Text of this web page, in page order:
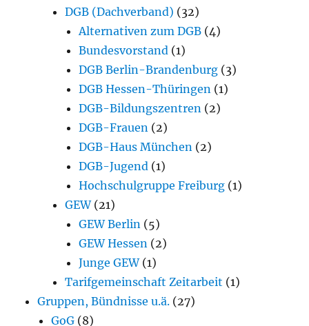
DGB (Dachverband) (32)
Alternativen zum DGB (4)
Bundesvorstand (1)
DGB Berlin-Brandenburg (3)
DGB Hessen-Thüringen (1)
DGB-Bildungszentren (2)
DGB-Frauen (2)
DGB-Haus München (2)
DGB-Jugend (1)
Hochschulgruppe Freiburg (1)
GEW(21)
GEW Berlin (5)
GEW Hessen (2)
Junge GEW(1)
Tarifgemeinschaft Zeitarbeit (1)
Gruppen, Bündnisse u.ä. (27)
GoG (8)